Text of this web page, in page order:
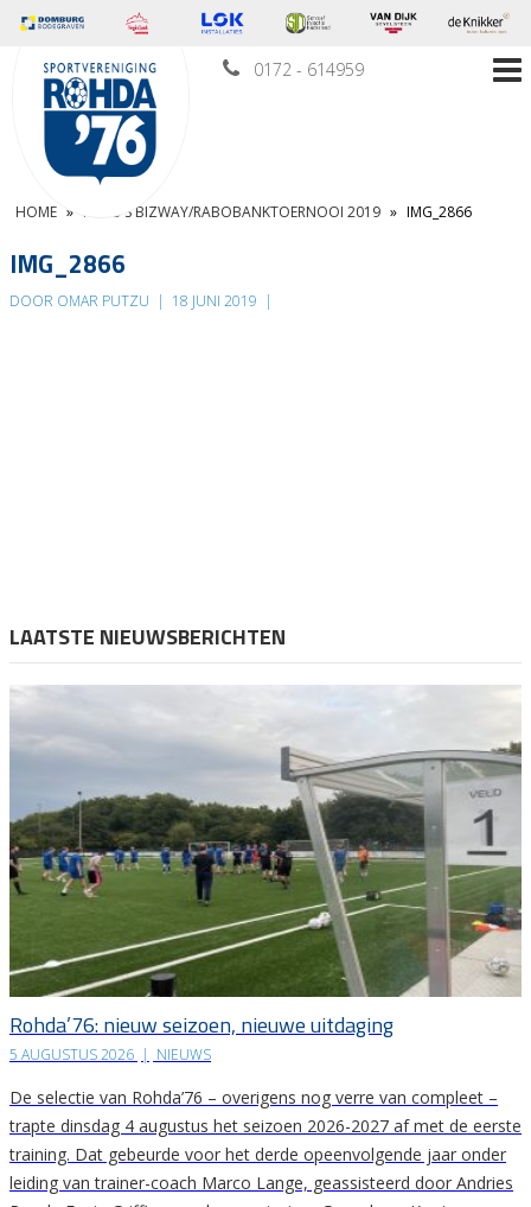
0172 - 614959
HOME » FOTO’S BIZWAY/RABOBANKTOERNOOI 2019 » IMG_2866
IMG_2866
DOOR OMAR PUTZU | 18 JUNI 2019 |
LAATSTE NIEUWSBERICHTEN
Rohda’76: nieuw seizoen, nieuwe uitdaging
5 AUGUSTUS 2026 | NIEUWS
De selectie van Rohda’76 – overigens nog verre van compleet –
trapte dinsdag 4 augustus het seizoen 2026-2027 af met de eerste
training. Dat gebeurde voor het derde opeenvolgende jaar onder
leiding van trainer-coach Marco Lange, geassisteerd door Andries